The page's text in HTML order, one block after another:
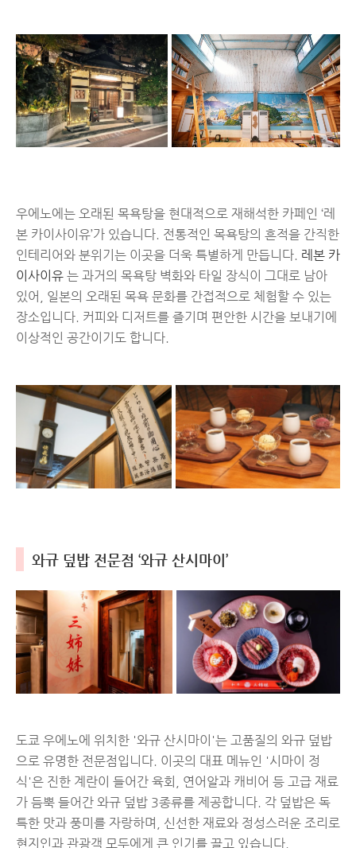
우에노에는 오래된 목욕탕을 현대적으로 재해석한 카페인 ‘레
본 카이사이유’가 있습니다. 전통적인 목욕탕의 흔적을 간직한
인테리어와 분위기는 이곳을 더욱 특별하게 만듭니다. 레본 카
이사이유 는 과거의 목욕탕 벽화와 타일 장식이 그대로 남아
있어, 일본의 오래된 목욕 문화를 간접적으로 체험할 수 있는
장소입니다. 커피와 디저트를 즐기며 편안한 시간을 보내기에
이상적인 공간이기도 합니다.
와규 덮밥 전문점 ‘와규 산시마이’
도쿄 우에노에 위치한 '와규 산시마이'는 고품질의 와규 덮밥
으로 유명한 전문점입니다. 이곳의 대표 메뉴인 '시마이 정
식'은 진한 계란이 들어간 육회, 연어알과 캐비어 등 고급 재료
가 듬뿍 들어간 와규 덮밥 3종류를 제공합니다. 각 덮밥은 독
특한 맛과 풍미를 자랑하며, 신선한 재료와 정성스러운 조리로
현지인과 관광객 모두에게 큰 인기를 끌고 있습니다.